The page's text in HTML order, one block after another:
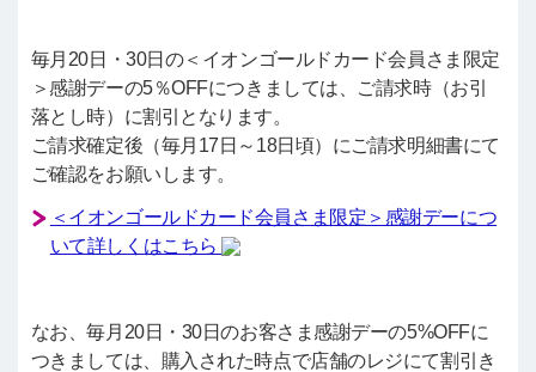
毎月20日・30日の＜イオンゴールドカード会員さま限定
＞感謝デーの5％OFFにつきましては、ご請求時（お引
落とし時）に割引となります。
ご請求確定後（毎月17日～18日頃）にご請求明細書にて
ご確認をお願いします。
＜イオンゴールドカード会員さま限定＞感謝デーにつ
いて詳しくはこちら
なお、毎月20日・30日のお客さま感謝デーの5%OFFに
つきましては、購入された時点で店舗のレジにて割引き